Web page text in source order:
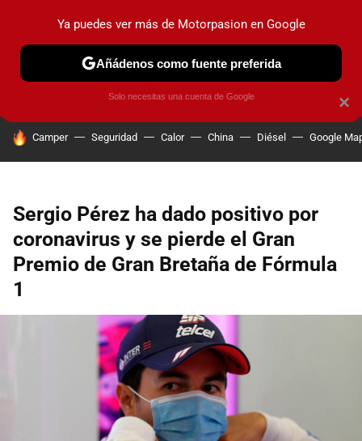
PRUEBAS COCHES ELÉCTRICOS OBSERVATORIO
HOY SE HABLA DE
Camper Seguridad Calor China Diésel Google
Sergio Pérez ha dado positivo por
coronavirus y se pierde el Gran
Premio de Gran Bretaña de Fórmula
1
×
Ya puedes ver más de Motorpasion en Google
Añádenos como fuente preferida
Solo necesitas una cuenta de Google